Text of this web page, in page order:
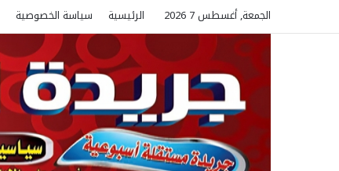
الجمعة, أغسطس 7 2026 الرئيسية سياسة الخصوصية